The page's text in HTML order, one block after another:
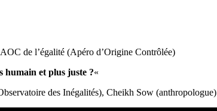
de l’égalité (Apéro d’Origine Contrôlée)
humain et plus juste ?«
des Inégalités), Cheikh Sow (anthropologue)